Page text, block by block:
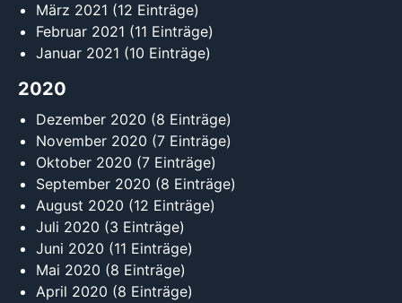
März 2021 (12 Einträge)
Februar 2021 (11 Einträge)
Januar 2021 (10 Einträge)
2020
Dezember 2020 (8 Einträge)
November 2020 (7 Einträge)
Oktober 2020 (7 Einträge)
September 2020 (8 Einträge)
August 2020 (12 Einträge)
Juli 2020 (3 Einträge)
Juni 2020 (11 Einträge)
Mai 2020 (8 Einträge)
April 2020 (8 Einträge)